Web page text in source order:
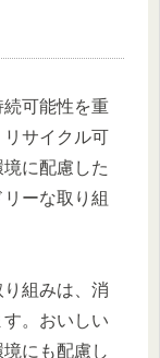
続可能性を重
サイクル可
に配慮した
ーな取り組
組みは、消
。おいしい
にも配慮し